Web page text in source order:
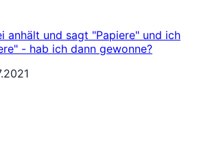
anhält und sagt "Papiere" und ich
- hab ich dann gewonne?